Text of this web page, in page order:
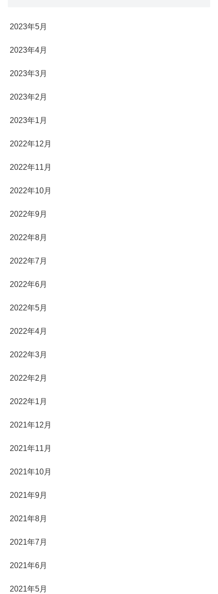
2023年5月
2023年4月
2023年3月
2023年2月
2023年1月
2022年12月
2022年11月
2022年10月
2022年9月
2022年8月
2022年7月
2022年6月
2022年5月
2022年4月
2022年3月
2022年2月
2022年1月
2021年12月
2021年11月
2021年10月
2021年9月
2021年8月
2021年7月
2021年6月
2021年5月